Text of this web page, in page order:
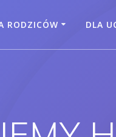
RODZICÓW DLA